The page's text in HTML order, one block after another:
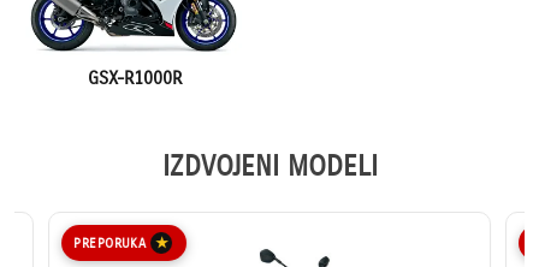
GSX-R1000R
IZDVOJENI MODELI
PREPORUKA